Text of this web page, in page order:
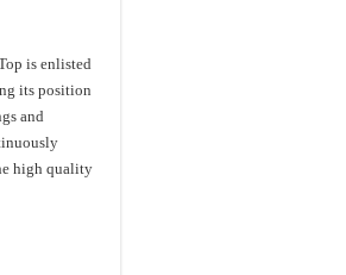
is enlisted
its position
and
high quality